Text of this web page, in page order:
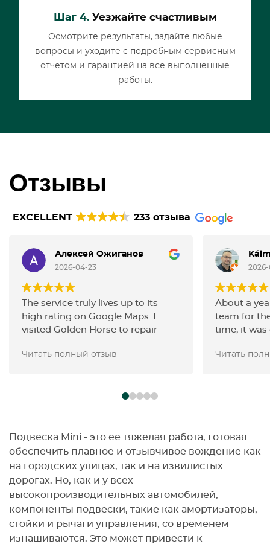
Шаг 4.Уезжайте счастливым
Осмотрите результаты, задайте любые
вопросы и уходите с подробным сервисным
отчетом и гарантией на все выполненные
работы.
Отзывы
EXCELLENT 233 отзыва
Алексей Ожиганов
2026-04-23
The service truly lives up to its
high rating on Google Maps. I
visited Golden Horse to repair
on my Mini Cooper, and the
easy to communicate with. I will
Читать полный отзыв
About a
team for
time, it was
in their
2026, the
been using
some kind
Читать
Подвеска Mini - это ее тяжелая работа, готовая
обеспечить плавное и отзывчивое вождение как
на городских улицах, так и на извилистых
дорогах. Но, как и у всех
высокопроизводительных автомобилей,
компоненты подвески, такие как амортизаторы,
стойки и рычаги управления, со временем
изнашиваются. Это может привести к